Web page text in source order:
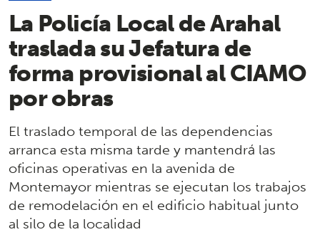
La Policía Local de Arahal
traslada su Jefatura de
forma provisional al CIAMO
por obras
El traslado temporal de las dependencias
arranca esta misma tarde y mantendrá las
oficinas operativas en la avenida de
Montemayor mientras se ejecutan los trabajos
de remodelación en el edificio habitual junto
al silo de la localidad